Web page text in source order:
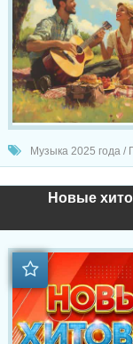
Музыка 2025 года
Новые